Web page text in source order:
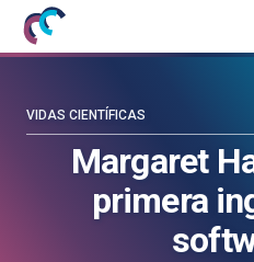
Mujeres
con
blog
Margaret
primera
VIDAS CIENTÍFICAS